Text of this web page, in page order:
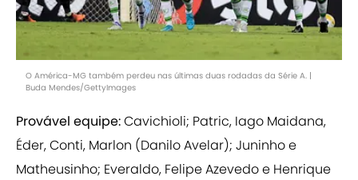
O América-MG também perdeu nas últimas duas rodadas da Série A. |
Buda Mendes/GettyImages
Provável equipe:Cavichioli; Patric, Iago Maidana,
Éder, Conti, Marlon (Danilo Avelar); Juninho e
Matheusinho; Everaldo, Felipe Azevedo e Henrique